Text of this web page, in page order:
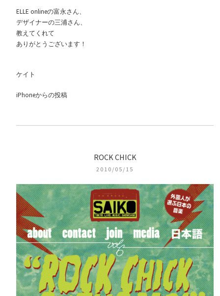
ELLE onlineの富永さん、
デザイナーの三浦さん、
教えてくれて
ありがとうございます！
ケイト
iPhoneからの投稿
ROCK CHICK
2010/05/15